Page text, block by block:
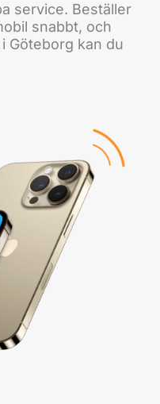
service. Beställer
snabbt, och
Göteborg kan du